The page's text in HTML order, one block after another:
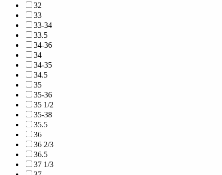
32
33
33-34
33.5
34-36
34
34-35
34.5
35
35-36
35 1/2
35-38
35.5
36
36 2/3
36.5
37 1/3